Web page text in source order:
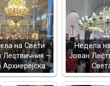
на Свети
Лествичник –
Архиерејска…
Недела
Јован